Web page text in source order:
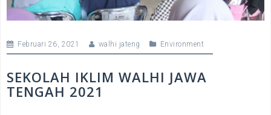
Februari 26, 2021 walhi jateng Environment
SEKOLAH IKLIM WALHI JAWA
TENGAH 2021